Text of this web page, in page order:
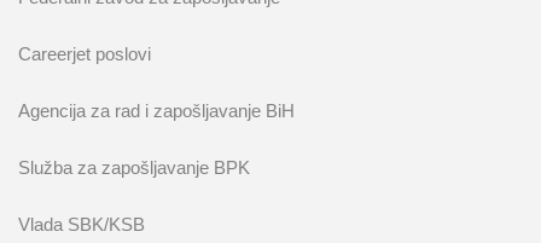
Careerjet poslovi
Agencija za rad i zapošljavanje BiH
Služba za zapošljavanje BPK
Vlada SBK/KSB